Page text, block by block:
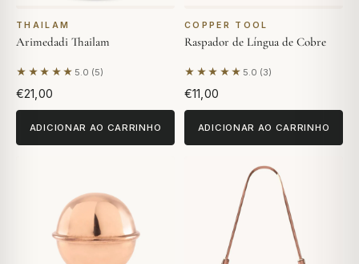
THAILAM
Arimedadi Thailam
★★★★★ 5.0 (5)
Com base em 5 avaliações
€21,00
ADICIONAR AO CARRINHO
COPPER TOOL
Raspador de Língua de Cobre
★★★★★ 5.0 (3)
Com base em 3 avaliações
€11,00
ADICIONAR AO CARRINHO